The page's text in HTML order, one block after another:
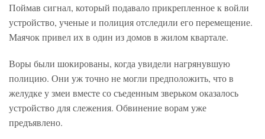
Поймав сигнал, который подавало прикрепленное к войли
устройство, ученые и полиция отследили его перемещение.
Маячок привел их в один из домов в жилом квартале.
Воры были шокированы, когда увидели нагрянувшую
полицию. Они уж точно не могли предположить, что в
желудке у змеи вместе со съеденным зверьком оказалось
устройство для слежения. Обвинение ворам уже
предъявлено.